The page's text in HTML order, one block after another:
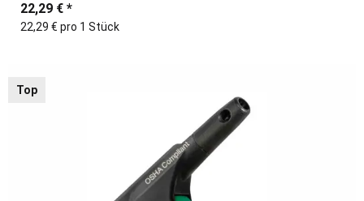
22,29 € *
22,29 € pro 1 Stück
Top